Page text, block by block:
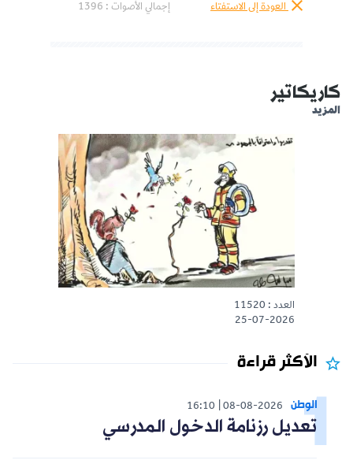
العودة إلى الاستفتاء إجمالي الأصوات : 1396
كاريكاتير
المزيد
العدد : 11520
25-07-2026
الأكثر قراءة
الوطن 08-08-2026
16:10
تعديل رزنامة الدخول المدرسي